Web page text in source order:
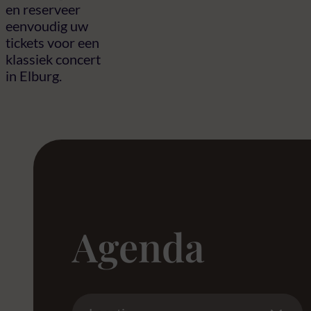
en reserveer
eenvoudig uw
tickets voor een
klassiek concert
in Elburg.
Agenda